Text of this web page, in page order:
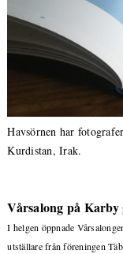
Havsörnen har
Kurdistan, Irak.
Vårsalong på
I helgen öppnade
utställare från föreningen